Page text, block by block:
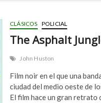
CLÁSICOS POLICIAL
The Asphalt
John Huston
Film noir en el que una
ciudad del medio oeste de
El film hace un gran retrato